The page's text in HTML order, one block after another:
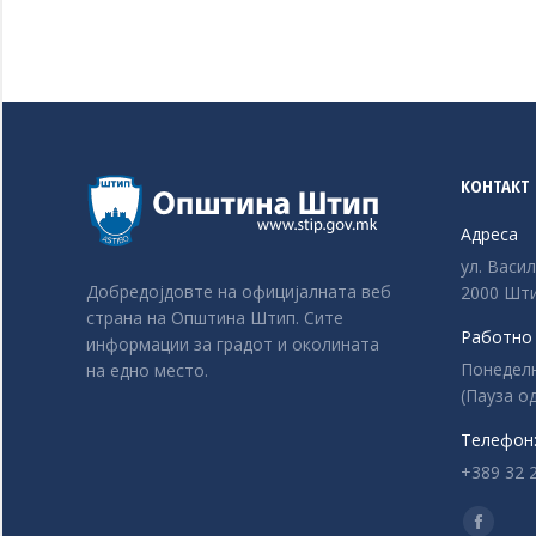
Добредојдовте на официјалната веб
страна на Општина Штип. Сите
информации за градот и околината
на едно место.
Адреса
ул.
2000
(Пауза
Телефон:
+389 32
Find us